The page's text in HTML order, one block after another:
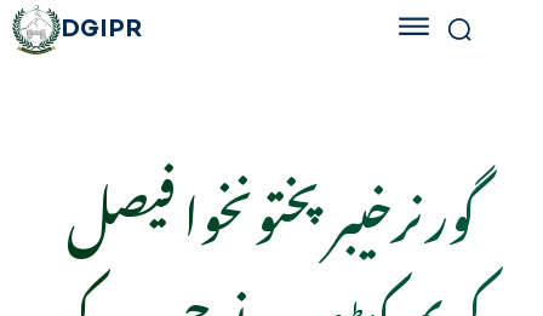
DGIPR
گورنرخیبرپختونخوا فیصل